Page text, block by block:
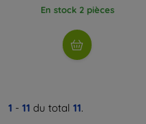
En stock 2 pièces
1 - 11 du total 11.